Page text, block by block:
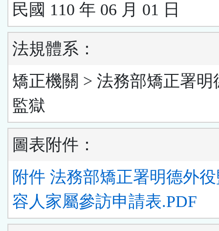
民國 110 年 06 月 01 日
法規體系：
矯正機關 > 法務部矯正署明
監獄
圖表附件：
附件 法務部矯正署明德外
容人家屬參訪申請表.PDF